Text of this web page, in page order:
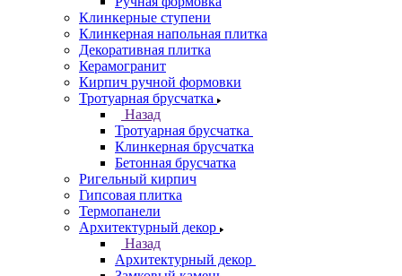
Клинкерные ступени
Клинкерная напольная плитка
Декоративная плитка
Керамогранит
Кирпич ручной формовки
Тротуарная брусчатка
Назад
Тротуарная брусчатка
Клинкерная брусчатка
Бетонная брусчатка
Ригельный кирпич
Гипсовая плитка
Термопанели
Архитектурный декор
Назад
Архитектурный декор